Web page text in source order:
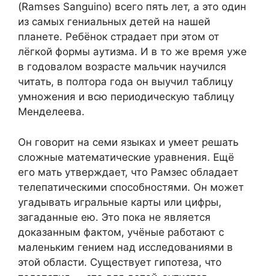
(Ramses Sanguino) всего пять лет, а это один
из самых гениальных детей на нашей
планете. Ребёнок страдает при этом от
лёгкой формы аутизма. И в то же время уже
в годовалом возрасте мальчик научился
читать, в полтора года он выучил таблицу
умножения и всю периодическую таблицу
Менделеева.
Он говорит на семи языках и умеет решать
сложные математические уравнения. Ещё
его мать утверждает, что Рамзес обладает
телепатическими способностями. Он может
угадывать игральные карты или цифры,
загаданные ею. Это пока не является
доказанным фактом, учёные работают с
маленьким гением над исследованиями в
этой области. Существует гипотеза, что